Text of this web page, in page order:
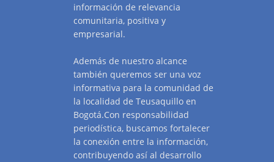
información de relevancia
comunitaria, positiva y
empresarial.
Además de nuestro alcance
también queremos ser una voz
informativa para la comunidad de
la localidad de Teusaquillo en
Bogotá.Con responsabilidad
periodística, buscamos fortalecer
la conexión entre la información,
contribuyendo así al desarrollo